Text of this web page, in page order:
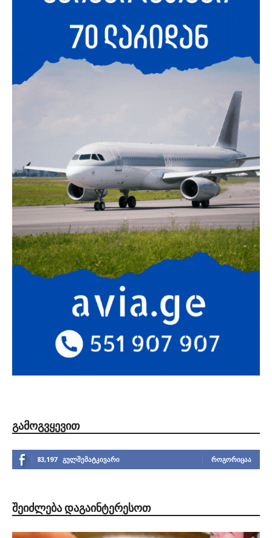
ᲒᲐᲛᲝᲒᲕᲧᲔᲕᲘᲗ
83,197 გულშემატკივარი ᲠᲝᲒᲝᲠᲘᲪᲐᲐ
ᲨᲔᲘᲫᲚᲔᲑᲐ ᲓᲐᲒᲐᲘᲜᲢᲔᲠᲔᲡᲝᲗ